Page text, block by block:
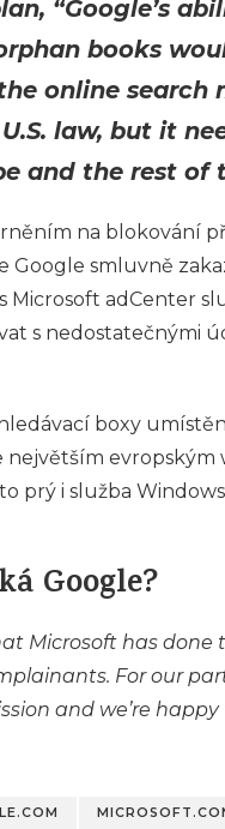
“Google’s
books
online search
law, but it
and the rest of
na blokování
Google smluvně
Microsoft adCenter
s nedostatečnými
boxy
největším
prý i služba
Google?
Microsoft has
For our
and we’re